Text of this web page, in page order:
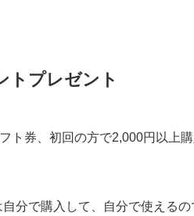
トプレゼント
ト券、初回の方で2,000円以上
分で購入して、自分で使えるの